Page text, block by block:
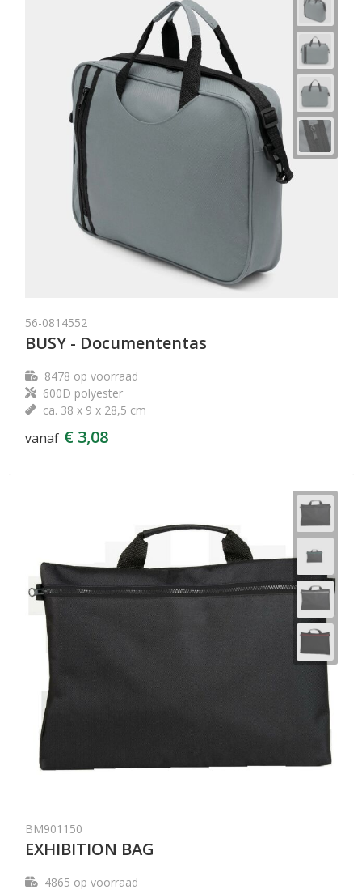
56-0814552
BUSY - Documententas
8478 op voorraad
600D polyester
ca. 38 x 9 x 28,5 cm
vanaf € 3,08
BM901150
EXHIBITION BAG
4865 op voorraad